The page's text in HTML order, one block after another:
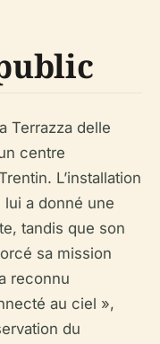
Terrazza delle
centre
L’installation
lui a donné une
tandis que son
sa mission
reconnu
au ciel »,
du